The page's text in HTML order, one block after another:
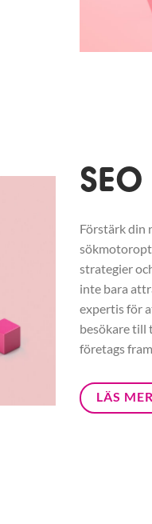
Förstärk din
strategier
inte bara
expertis för
besökare till
företags
LÄS